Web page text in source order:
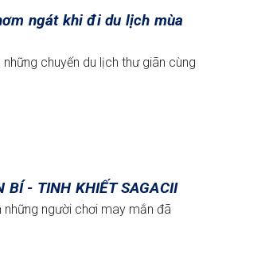
ngát khi đi du lịch mùa
chuyến du lịch thư giãn cùng
BÍ - TINH KHIẾT SAGACII
người chơi may mắn đã